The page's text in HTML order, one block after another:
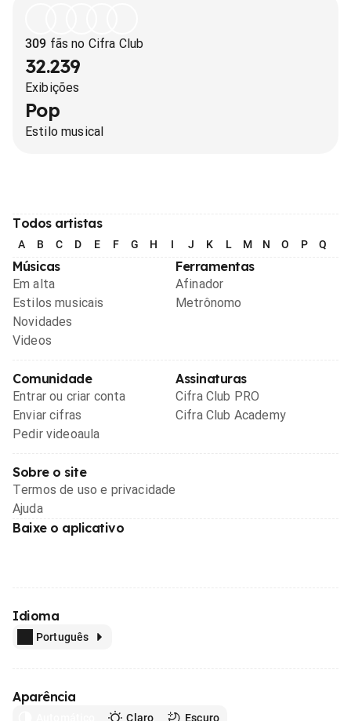
309 fãs no Cifra Club
32.239
Exibições
Pop
Estilo musical
Todos artistas
A B C D E F G H I J K L M N O P Q
Músicas
Em alta
Estilos musicais
Novidades
Videos
Ferramentas
Afinador
Metrônomo
Comunidade
Entrar ou criar conta
Enviar cifras
Pedir videoaula
Assinaturas
Cifra Club PRO
Cifra Club Academy
Sobre o site
Termos de uso e privacidade
Ajuda
Baixe o aplicativo
Idioma
Português
Aparência
Claro Escuro